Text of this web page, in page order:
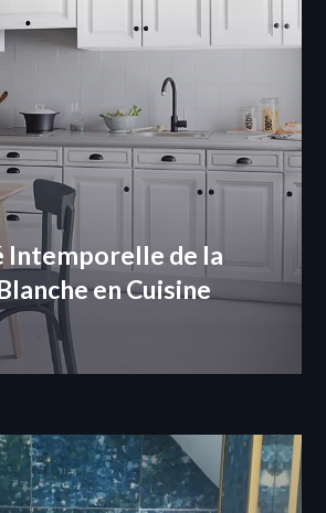
Intemporelle de la
en Cuisine